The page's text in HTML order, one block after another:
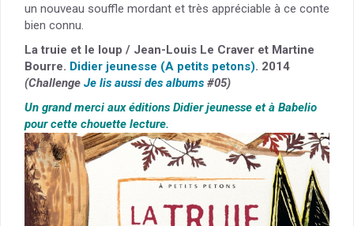
un nouveau souffle mordant et très appréciable à ce conte
bien connu.
La truie et le loup / Jean-Louis Le Craver et Martine
Bourre. Didier jeunesse (A petits petons). 2014
(Challenge Je lis aussi des albums #05)
Un grand merci aux éditions Didier jeunesse et à Babelio
pour cette chouette lecture.